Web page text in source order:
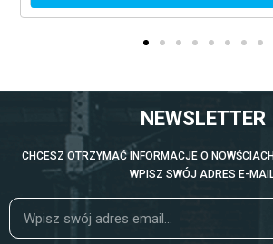
NEWSLETTER
CHCESZ OTRZYMAĆ INFORMACJE O
WPISZ SWÓJ ADRES E-